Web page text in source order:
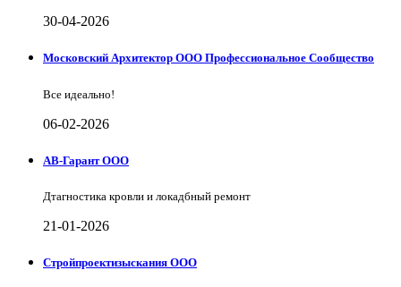
30-04-2026
Московский Архитектор ООО Профессиональное Сообщество
Все идеально!
06-02-2026
АВ-Гарант ООО
Дтагностика кровли и локадбный ремонт
21-01-2026
Стройпроектизыскания ООО